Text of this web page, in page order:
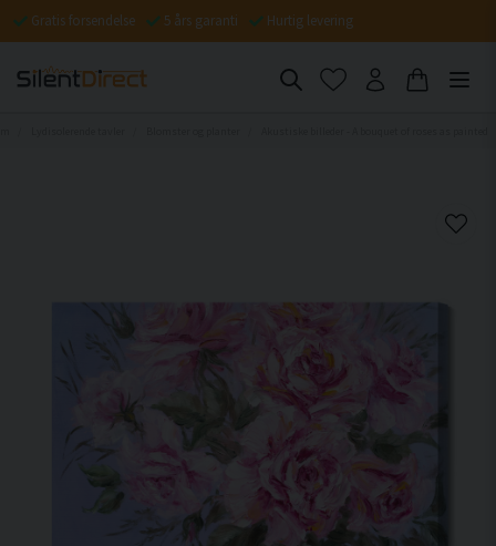
Gratis forsendelse 5 års garanti Hurtig levering